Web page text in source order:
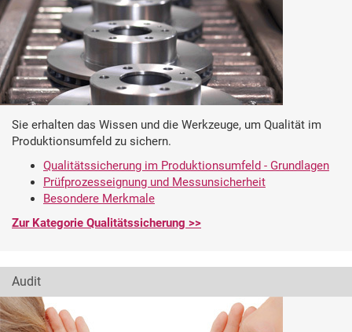
Sie erhalten das Wissen und die Werkzeuge, um Qualität im
Produktionsumfeld zu sichern.
Qualitätssicherung im Produktionsumfeld - Grundlagen
Prüfprozesseignung und Messunsicherheit
Besondere Merkmale
Zur Kategorie Qualitätssicherung >>
Audit